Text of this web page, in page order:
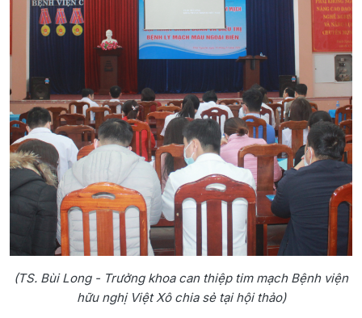
(TS. Bùi Long - Trưởng khoa can thiệp tim mạch Bệnh viện
hữu nghị Việt Xô chia sẻ tại hội thảo)